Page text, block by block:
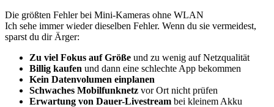
Die größten Fehler bei Mini-Kameras ohne WLAN
Ich sehe immer wieder dieselben Fehler. Wenn du sie vermeidest,
sparst du dir Ärger:
Zu viel Fokus auf Größe und zu wenig auf Netzqualität
Billig kaufen und dann eine schlechte App bekommen
Kein Datenvolumen einplanen
Schwaches Mobilfunknetz vor Ort nicht prüfen
Erwartung von Dauer-Livestream bei kleinem Akku